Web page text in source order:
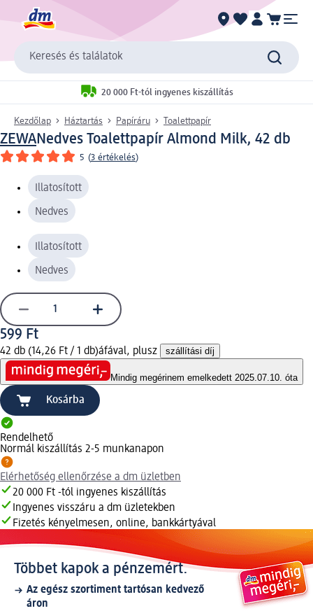
Keresés és találatok
20 000 Ft-tól ingyenes kiszállítás
Kezdőlap Háztartás Papíráru Toalettpapír
ZEWANedves Toalettpapír Almond Milk, 42 db
5 (3 értékelés)
Illatosított
Nedves
Illatosított
Nedves
599 Ft
42 db (14,26 Ft / 1 db)áfával, plusz szállítási díj
Mindig megérinem emelkedett 2025.07.10. óta
Kosárba
Rendelhető
Normál kiszállítás 2-5 munkanapon
Elérhetőség ellenőrzése a dm üzletben
20 000 Ft -tól ingyenes kiszállítás
Ingyenes visszáru a dm üzletekben
Fizetés kényelmesen, online, bankkártyával
Többet kapok a pénzemért.
Az egész szortiment tartósan kedvező
áron